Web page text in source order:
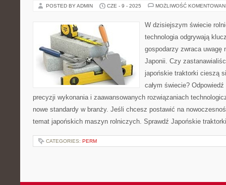
POSTED BY ADMIN CZE - 9 - 2025 MOŻLIWOŚĆ
W dzisiejszym świecie
technologia odgrywają
gospodarzy zwraca uwagę
Japonii. Czy
japońskie traktorki cieszą
całym świecie?
precyzji wykonania i zaawansowanych rozwiązaniach
nowe standardy w branży. Jeśli chcesz postawić na
temat japońskich maszyn rolniczych. Sprawdź Japońskie
CATEGORIES: PERM